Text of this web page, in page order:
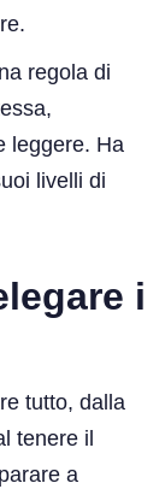
regola di
leggere. Ha
livelli di
i
tutto, dalla
tenere il
a